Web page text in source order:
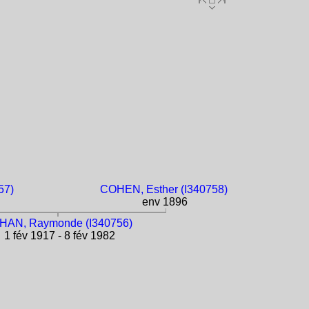
COHEN, Esther (I340758)
env 1896
Raymonde (I340756)
1 fév 1917 - 8 fév 1982